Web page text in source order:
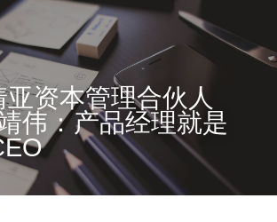
资本管理合伙人
伟：产品经理就是